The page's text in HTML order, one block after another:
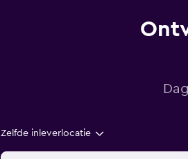
Zelfde inleverlocatie